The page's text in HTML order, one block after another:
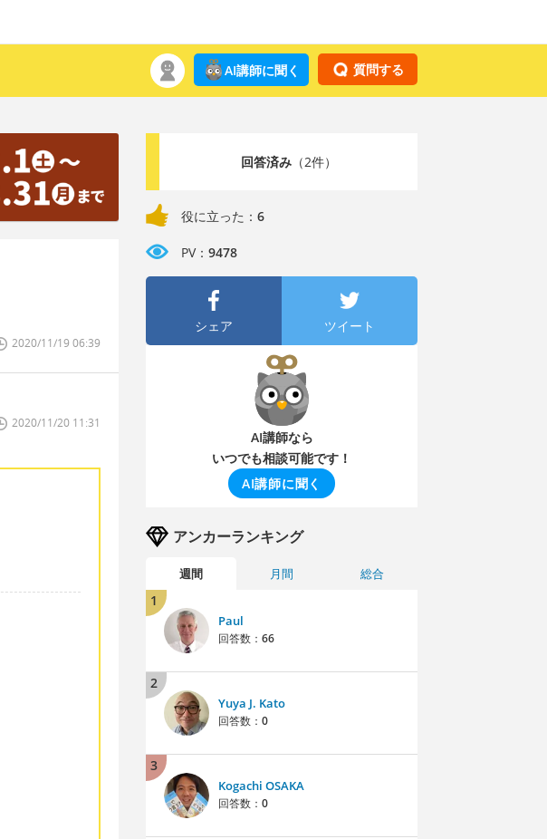
質問する
AI講師に聞く
2020/11/19 06:39
2020/11/20 11:31
回答済み（2件）
役に立った： 6
PV： 9478
シェア ツイート
AI講師なら
いつでも相談可能です！
AI講師に聞く
アンカーランキング
週間 月間 総合
1
Paul
回答数： 66
2
Yuya J. Kato
回答数： 0
3
Kogachi OSAKA
回答数： 0